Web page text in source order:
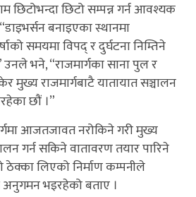
छिटोभन्दा छिटो सम्पन्न गर्न आवश्यक
बनाइएका स्थानमा
समयमा विपद् र दुर्घटना निम्तिने
भने, “राजमार्गका साना पुल र
मुख्य राजमार्गबाटै यातायात सञ्चालन
छौं ।”
आजतजावत नरोकिने गरी मुख्य
गर्न सकिने वातावरण तयार पारिने
ठेक्का लिएको निर्माण कम्पनीले
अनुगमन भइरहेको बताए ।